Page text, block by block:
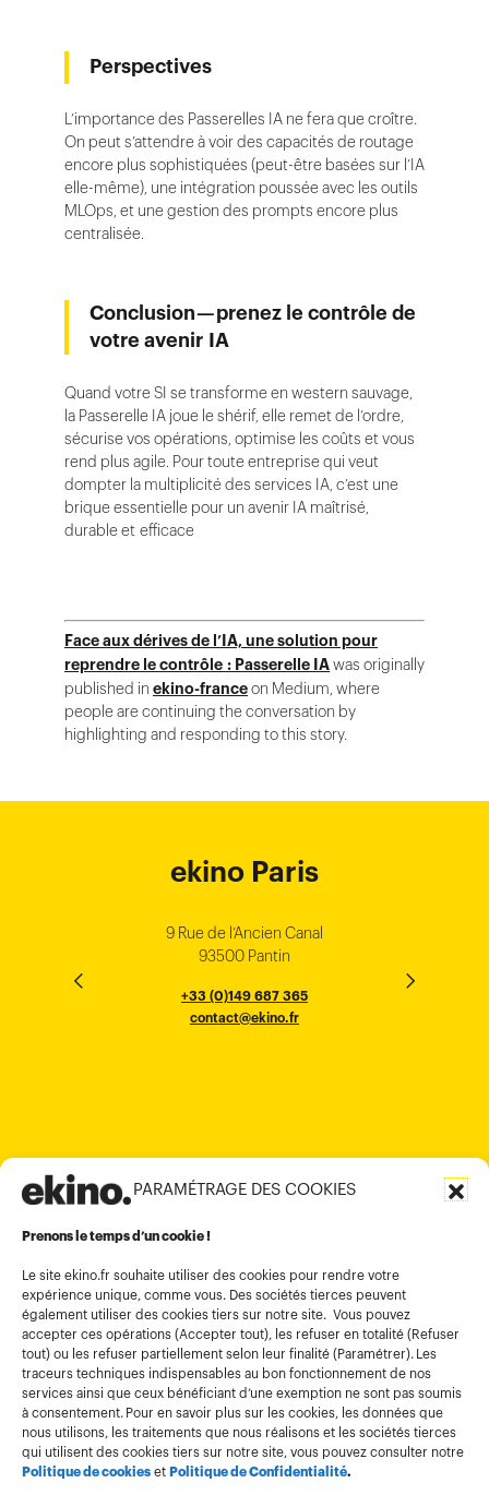
PARAMÉTRAGE DES COOKIES
Prenons le temps d’un cookie !
Le site ekino.fr souhaite utiliser des cookies pour rendre votre
expérience unique, comme vous. Des sociétés tierces peuvent
également utiliser des cookies tiers sur notre site. Vous pouvez
accepter ces opérations (Accepter tout), les refuser en totalité (Refuser
tout) ou les refuser partiellement selon leur finalité (Paramétrer). Les
traceurs techniques indispensables au bon fonctionnement de nos
services ainsi que ceux bénéficiant d’une exemption ne sont pas soumis
à consentement. Pour en savoir plus sur les cookies, les données que
nous utilisons, les traitements que nous réalisons et les sociétés tierces
qui utilisent des cookies tiers sur notre site, vous pouvez consulter notre
Politique de cookiesetPolitique de Confidentialité.
Perspectives
L’importance des Passerelles IA ne fera que croître.
On peut s’attendre à voir des capacités de routage
encore plus sophistiquées (peut-être basées sur l’IA
elle-même), une intégration poussée avec les outils
MLOps, et une gestion des prompts encore plus
centralisée.
Conclusion — prenez le contrôle de
votre avenir IA
Quand votre SI se transforme en western sauvage,
la Passerelle IA joue le shérif, elle remet de l’ordre,
sécurise vos opérations, optimise les coûts et vous
rend plus agile. Pour toute entreprise qui veut
dompter la multiplicité des services IA, c’est une
brique essentielle pour un avenir IA maîtrisé,
durable et efficace
Face aux dérives de l’IA, une solution pour
reprendre le contrôle : Passerelle IAwas originally
published in ekino-franceon Medium, where
people are continuing the conversation by
highlighting and responding to this story.
ekino Paris
9 Rue de l’Ancien Canal
93500 Pantin
+33 (0)149 687 365
contact@ekino.fr
ekino
80 Robinson Road
Singapore 068898
+65 6317 6600contact@ekino.sg
ekino Ho Chi
THE EMPORIUM, 3rd Floor
184 Le Dai Hanh, Phu Tho Ward
Ho-Chi-Minh City
ekino Bordeaux
1 cours Xavier Arnozan
33000 Bordeaux
+33 (0)5 57 22 76 60
contact@ekino.fr
ekino Hong
25F, Paul Y. Centre 51
Hung To Rd, Kwan Tong
Hong Kong
ekino
124, Surya Chambers
6th Floor, HAL Old Airport Rd
Murugesh Pallya, Karnataka
ekino New York
200 Madison Ave
NEW YORK
+84909233727
Informations légales
Conditions générales d’utilisation
Politique de confidentialité
Politique cookies
Gestion des cookies
Index égalité